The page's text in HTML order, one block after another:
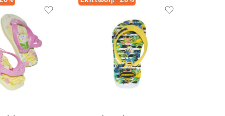
Επιλογή